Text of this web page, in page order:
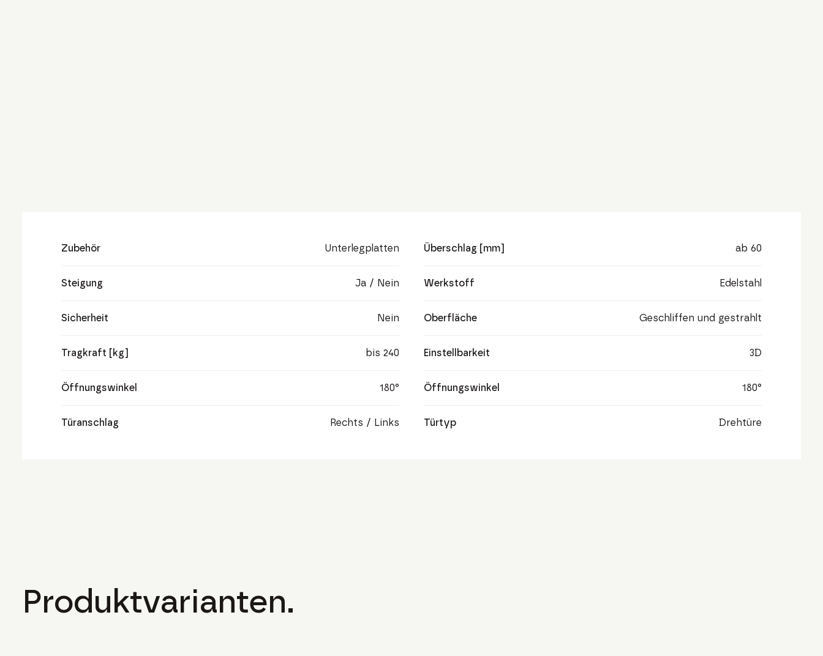
Zubehör Unterlegplatten
Steigung Ja / Nein
Sicherheit Nein
Tragkraft [kg] bis 240
Öffnungswinkel 180°
Türanschlag Rechts / Links
Überschlag [mm] ab 60
Werkstoff Edelstahl
Oberfläche Geschliffen und gestrahlt
Einstellbarkeit 3D
Öffnungswinkel 180°
Türtyp Drehtüre
Produktvarianten.